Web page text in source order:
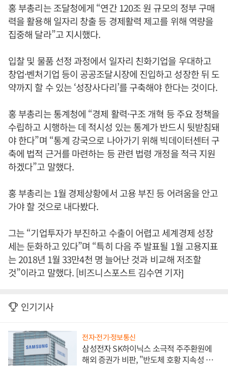
홍 부총리는 조달청에게 “연간 120조 원 규모의 정부 구매
력을 활용해 일자리 창출 등 경제활력 제고를 위해 역량을
집중해 달라”고 지시했다.
입찰 및 물품 선정 과정에서 일자리 친화기업을 우대하고
창업·벤처기업 등이 공공조달시장에 진입하고 성장한 뒤 도
약까지 할 수 있는 ‘성장사다리’를 구축해야 한다는 것이다.
홍 부총리는 통계청에 “경제 활력·구조 개혁 등 주요 정책을
수립하고 시행하는 데 적시성 있는 통계가 반드시 뒷받침돼
야 한다”며 “통계 강국으로 나아가기 위해 빅데이터센터 구
축에 법적 근거를 마련하는 등 관련 법령 개정을 적극 지원
하겠다”고 말했다.
홍 부총리는 1월 경제상황에서 고용 부진 등 어려움을 안고
가야 할 것으로 내다봤다.
그는 “기업투자가 부진하고 수출이 어렵고 세계경제 성장
세는 둔화하고 있다”며 “특히 다음 주 발표될 1월 고용지표
는 2018년 1월 33만4천 명 늘어난 것과 비교해 저조할
것”이라고 말했다. [비즈니스포스트 김수연 기자]
인기기사
전자·전기·정보통신
삼성전자 SK하이닉스 소극적 주주환원에
해외 증권가 비판, "반도체 호황 지속성 의